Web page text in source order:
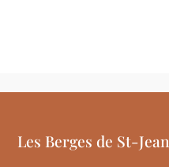
Les Berges de St-Jean